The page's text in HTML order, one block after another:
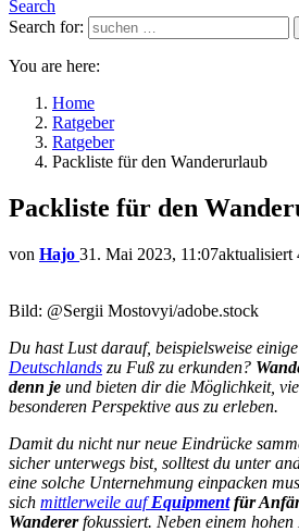
Search
Search for:
You are here:
Home
Ratgeber
Ratgeber
Packliste für den Wanderurlaub
Packliste für den
von Hajo 31. Mai 2023, 11:07aktualisiert
Bild: @Sergii Mostovyi/adobe.stock
Du hast Lust darauf, beispielsweise einige
Deutschlands zu Fuß zu erkunden?
denn je und bieten dir die Möglichkeit,
besonderen Perspektive aus zu erleben.
Damit du nicht nur neue Eindrücke
sicher unterwegs bist, solltest du unter
eine solche Unternehmung einpacken
sich mittlerweile aufEquipmentfür
Wandererfokussiert. Neben einem